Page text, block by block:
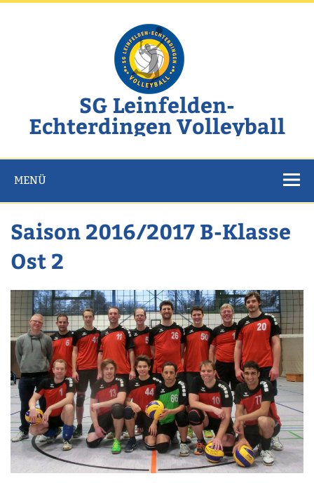
Zum
SG Leinfelden-
Echterdingen Volleyball
MENÜ
Saison 2016/2017 B-Klasse
Ost 2